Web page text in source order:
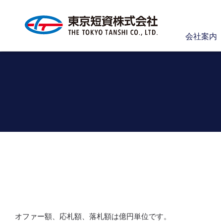
会社案内
オファー額、応札額、落札額は億円単位です。